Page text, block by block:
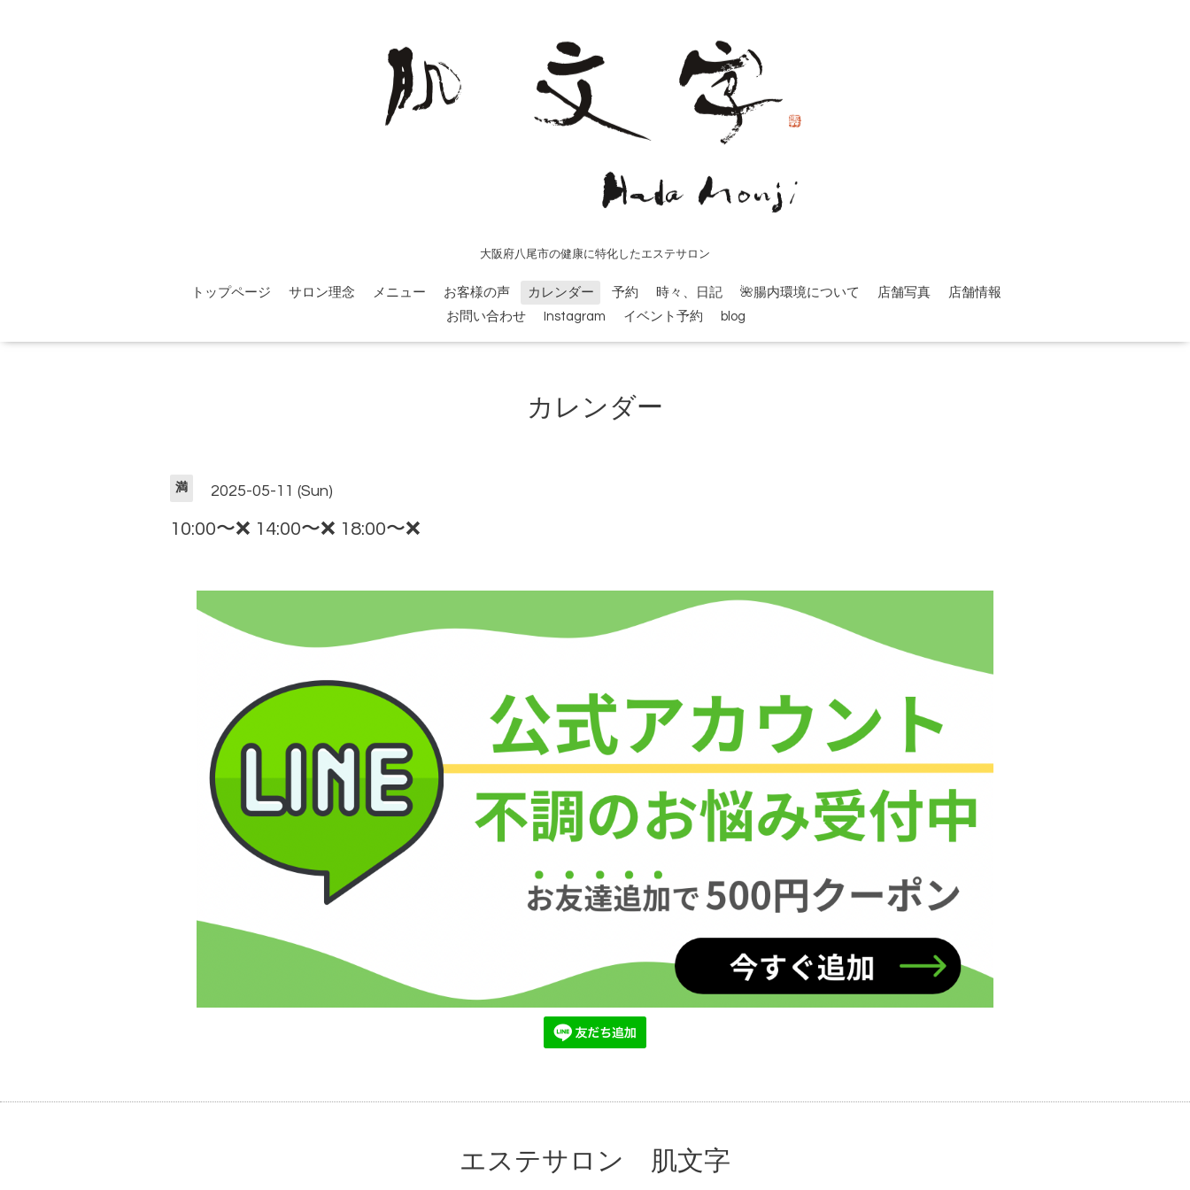
大阪府八尾市の健康に特化したエステサロン
トップページ サロン理念 メニュー お客様の声 カレンダー 予約 時々、日記 🌺腸内環境について 店舗写真
店舗情報
お問い合わせ
Instagram イベント予約 blog
カレンダー
満 2025-05-11 (Sun)
10:00〜❌ 14:00〜❌ 18:00〜❌
エステサロン 肌文字